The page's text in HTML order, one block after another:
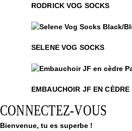
RODRICK VOG SOCKS
SELENE VOG SOCKS
EMBAUCHOIR JF EN CÈDRE
CONNECTEZ-VOUS
Bienvenue, tu es superbe !